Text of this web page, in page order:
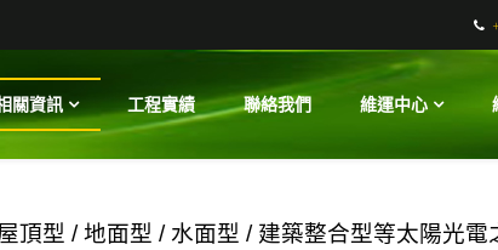
關資訊 工程實績 聯絡我們 維運中心
頂型 / 地面型 / 水面型 / 建築整合型等太陽光電